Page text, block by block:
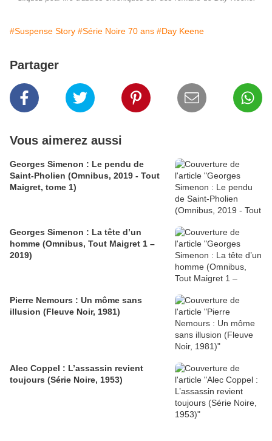
#Suspense Story #Série Noire 70 ans #Day Keene
Partager
Vous aimerez aussi
Georges Simenon : Le pendu de
Saint-Pholien (Omnibus, 2019 - Tout
Maigret, tome 1)
Georges Simenon : La tête d’un
homme (Omnibus, Tout Maigret 1 –
2019)
Pierre Nemours : Un môme sans
illusion (Fleuve Noir, 1981)
Alec Coppel : L’assassin revient
toujours (Série Noire, 1953)